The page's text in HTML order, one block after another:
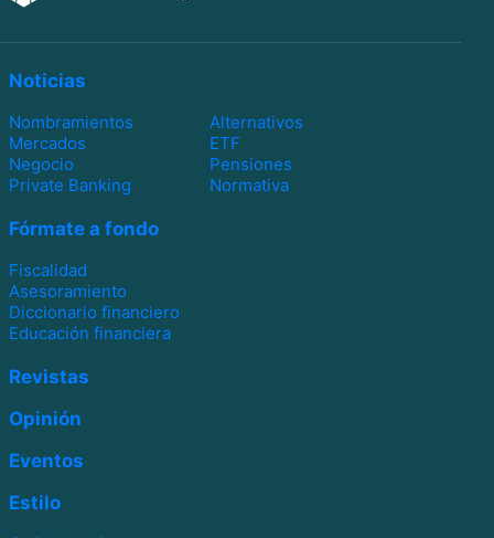
Noticias
Nombramientos
Alternativos
Mercados
ETF
Negocio
Pensiones
Private Banking
Normativa
Fórmate a fondo
Fiscalidad
Asesoramiento
Diccionario financiero
Educación financiera
Revistas
Opinión
Eventos
Estilo